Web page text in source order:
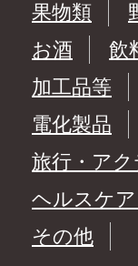
果物類
お酒
飲
加工品等
電化製品
旅行・ア
ヘルスケ
その他